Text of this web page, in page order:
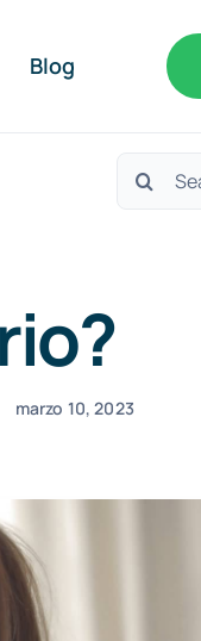
Blog
Buscar:
marzo 10, 2023